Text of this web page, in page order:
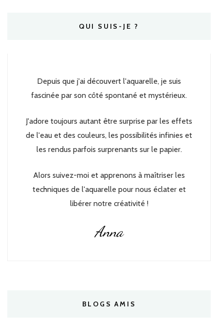
QUI SUIS-JE ?
Depuis que j'ai découvert l'aquarelle, je suis
fascinée par son côté spontané et mystérieux.
J'adore toujours autant être surprise par les effets
de l'eau et des couleurs, les possibilités infinies et
les rendus parfois surprenants sur le papier.
Alors suivez-moi et apprenons à maîtriser les
techniques de l'aquarelle pour nous éclater et
libérer notre créativité !
Anna
BLOGS AMIS